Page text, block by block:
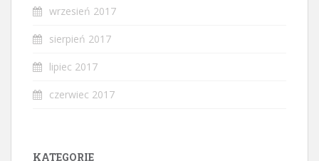
wrzesień 2017
sierpień 2017
lipiec 2017
czerwiec 2017
KATEGORIE